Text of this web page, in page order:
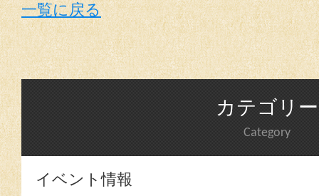
一覧に戻る
カテゴリー
Category
イベント情報